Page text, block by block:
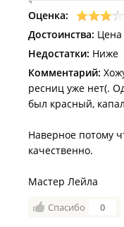
Оценка:
Достоинства: Цена
Недостатки: Ниже
Комментарий:
ресниц уже нет(.
был красный,
Наверное потому
качественно.
Мастер Лейла
Спасибо 0